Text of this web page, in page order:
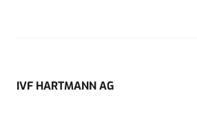
IVF HARTMANN AG